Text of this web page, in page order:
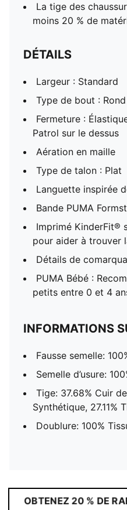
La tige des
moins 20 % de
DÉTAILS
Largeur : Standard
Type de bout : Rond
Fermeture :
Patrol sur le dessus
Aération en maille
Type de talon : Plat
Languette inspirée
Bande PUMA
Imprimé KinderFit®
pour aider à trouver
Détails de
PUMA Bébé :
petits entre 0 et 4
INFORMATIONS
Fausse semelle:
Semelle d’usure:
Tige: 37.68% Cuir
Synthétique, 27.11%
Doublure: 100%
OBTENEZ 20 % DE